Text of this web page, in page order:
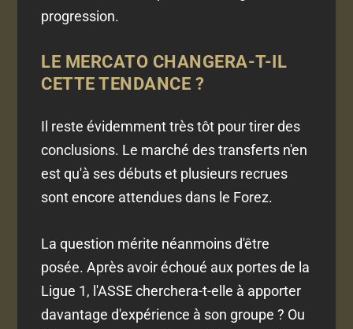
progression.
LE MERCATO CHANGERA-T-IL
CETTE TENDANCE ?
Il reste évidemment très tôt pour tirer des
conclusions. Le marché des transferts n'en
est qu'à ses débuts et plusieurs recrues
sont encore attendues dans le Forez.
La question mérite néanmoins d'être
posée. Après avoir échoué aux portes de la
Ligue 1, l'ASSE cherchera-t-elle à apporter
davantage d'expérience à son groupe ? Ou